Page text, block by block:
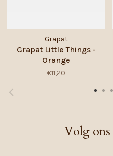
Grapat
Grapat Little Things -
Orange
€11,20
Volg ons